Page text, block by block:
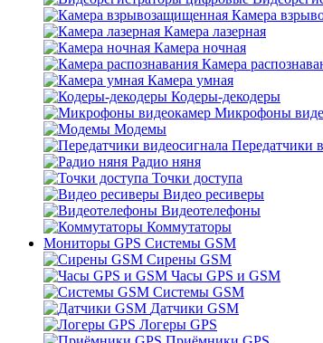
Камера
Камера лазерная
Камера ночная
Камера
Камера умная
Кодеры-декодеры
Микрофоны
Модемы
Передатчики
Радио няня
Точки доступа
Видео ресиверы
Видеотелефоны
Коммутаторы
Мониторы GPS Системы GSM
Сирены GSM
Часы GPS и GSM
Системы GSM
Датчики GSM
Логеры GPS